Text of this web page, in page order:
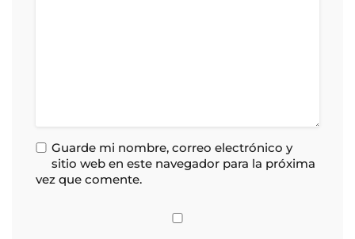
Guarde mi nombre, correo electrónico y
sitio web en este navegador para la próxima
vez que comente.